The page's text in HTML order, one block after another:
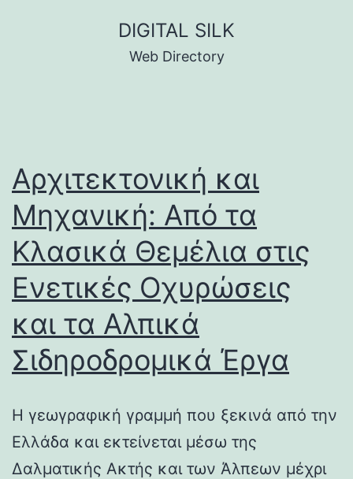
DIGITAL SILK
Web Directory
Αρχιτεκτονική και
Μηχανική: Από τα
Κλασικά Θεμέλια στις
Ενετικές Οχυρώσεις
και τα Αλπικά
Σιδηροδρομικά Έργα
Η γεωγραφική γραμμή που ξεκινά από την
Ελλάδα και εκτείνεται μέσω της
Δαλματικής Ακτής και των Άλπεων μέχρι